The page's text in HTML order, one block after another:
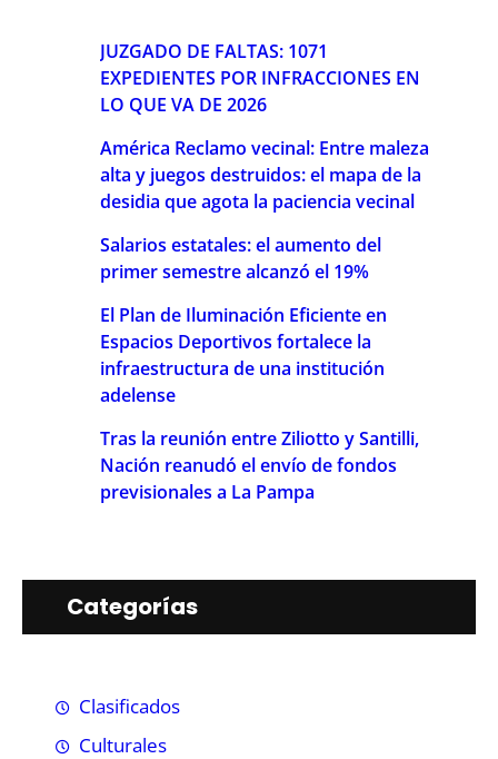
JUZGADO DE FALTAS: 1071
EXPEDIENTES POR INFRACCIONES EN
LO QUE VA DE 2026
América Reclamo vecinal: Entre maleza
alta y juegos destruidos: el mapa de la
desidia que agota la paciencia vecinal
Salarios estatales: el aumento del
primer semestre alcanzó el 19%
El Plan de Iluminación Eficiente en
Espacios Deportivos fortalece la
infraestructura de una institución
adelense
Tras la reunión entre Ziliotto y Santilli,
Nación reanudó el envío de fondos
previsionales a La Pampa
Categorías
Clasificados
Culturales